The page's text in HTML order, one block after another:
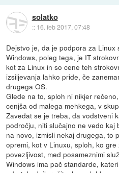
solatko
:: 16. feb 2017, 07:48
Dejstvo je, da je podpora za Linux
Windows, poleg tega, je IT
kot za Linux in so cene teh
izsiljevanja lahko pride, če
drugega OS.
Glede na to, sploh ni nikjer
cenjša od malega mehkega, v
Zavedat se je treba, da vodstveni
področju, niti slučajno ne vedo kaj
na novo, izmisli nekaj drugega, to
opremi, kot v Linuxu, sploh, ko
povezljivost, med posameznimi
Windows ima pač standarde,